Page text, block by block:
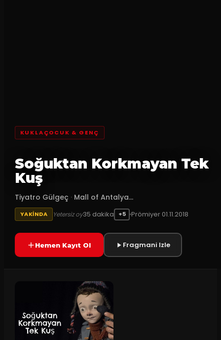
KUKLAÇOCUK & GENÇ
Soğuktan Korkmayan Tek
Kuş
Tiyatro Gülgeç · Mall of Antalya...
YAKINDA Yetersiz oy35 dakika +5 Prömiyer 01.11.2018
Hemen Kayıt Ol Fragmani Izle